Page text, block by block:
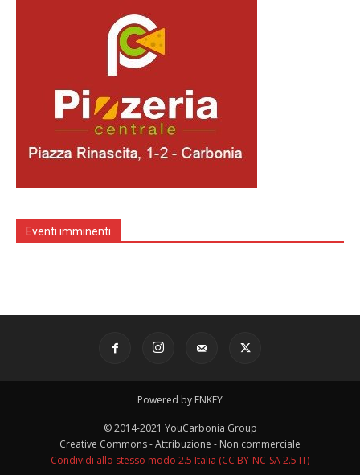
Eventi imminenti
Powered by ENKEY
© 2014-2021 YouCarbonia Group
Creative Commons - Attribuzione - Non commerciale
Condividi allo stesso modo 2.5 Italia (CC BY-NC-SA 2.5 IT)